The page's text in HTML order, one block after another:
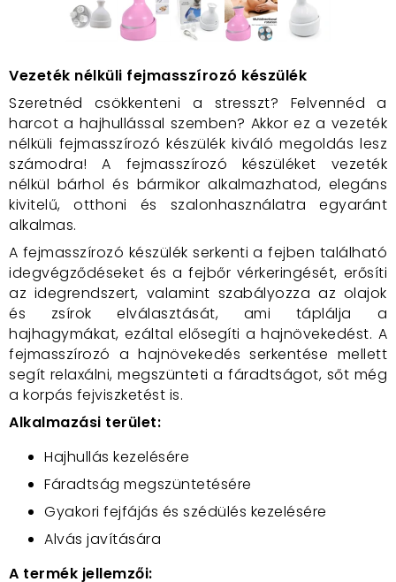
Vezeték nélküli fejmasszírozó készülék
Szeretnéd csökkenteni a stresszt? Felvennéd a
harcot a hajhullással szemben? Akkor ez a vezeték
nélküli fejmasszírozó készülék kiváló megoldás lesz
számodra! A fejmasszírozó készüléket vezeték
nélkül bárhol és bármikor alkalmazhatod, elegáns
kivitelű, otthoni és szalonhasználatra egyaránt
alkalmas.
A fejmasszírozó készülék serkenti a fejben található
idegvégződéseket és a fejbőr vérkeringését, erősíti
az idegrendszert, valamint szabályozza az olajok
és zsírok elválasztását, ami táplálja a
hajhagymákat, ezáltal elősegíti a hajnövekedést. A
fejmasszírozó a hajnövekedés serkentése mellett
segít relaxálni, megszünteti a fáradtságot, sőt még
a korpás fejviszketést is.
Alkalmazási terület:
Hajhullás kezelésére
Fáradtság megszüntetésére
Gyakori fejfájás és szédülés kezelésére
Alvás javítására
A termék jellemzői: